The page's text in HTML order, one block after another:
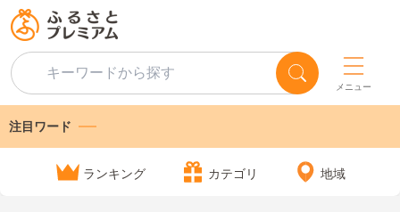
メニュー
注目ワード
ランキング カテゴリ 地域